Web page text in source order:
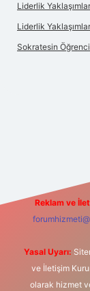
Liderlik
Liderlik
Sokratesin
Reklam ve
Yasal Uyarı:
ve İletişim
olarak hizmet